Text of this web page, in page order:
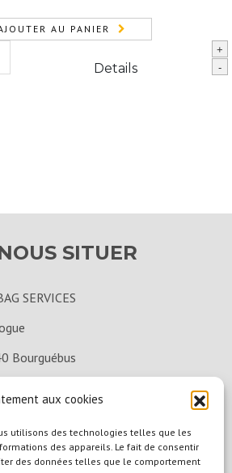
aux cookies
utilisons des technologies telles que les
des appareils. Le fait de consentir
des données telles que le comportement
AU PANIER
+
-
Details
SITUER
SERVICES
Bourguébus